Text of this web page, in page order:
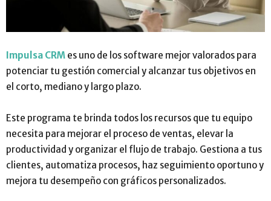
Impulsa CRM es uno de los software mejor valorados para
potenciar tu gestión comercial y alcanzar tus objetivos en
el corto, mediano y largo plazo.
Este programa te brinda todos los recursos que tu equipo
necesita para mejorar el proceso de ventas, elevar la
productividad y organizar el flujo de trabajo. Gestiona a tus
clientes, automatiza procesos, haz seguimiento oportuno y
mejora tu desempeño con gráficos personalizados.